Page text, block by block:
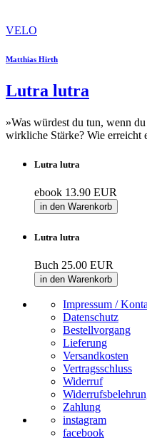
VELO
Matthias Hirth
Lutra lutra
»Was würdest du tun, wenn
wirkliche Stärke? Wie erreicht
Lutra lutra
ebook 13.90 EUR
in den Warenkorb
Lutra lutra
Buch 25.00 EUR
in den Warenkorb
Impressum /
Datenschutz
Bestellvorgang
Lieferung
Versandkosten
Vertragsschluss
Widerruf
Zahlung
instagram
facebook